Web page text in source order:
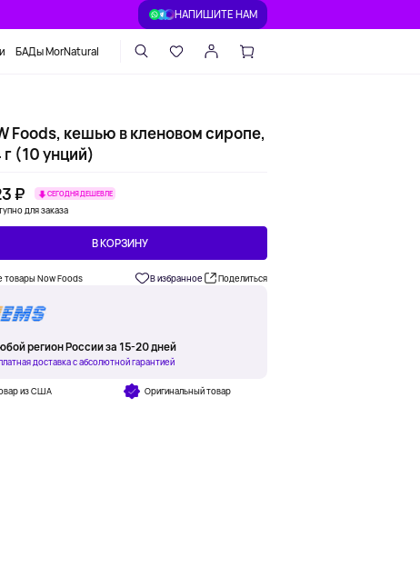
НАПИШИТЕ НАМ
БАДы MorNatural
Foods, кешью в кленовом сиропе,
г (10 унций)
₽
СЕГОДНЯ ДЕШЕВЛЕ
для заказа
В КОРЗИНУ
товары Now Foods В избранное Поделиться
регион России за 15-20 дней
доставка с абсолютной гарантией
из США Оригинальный товар